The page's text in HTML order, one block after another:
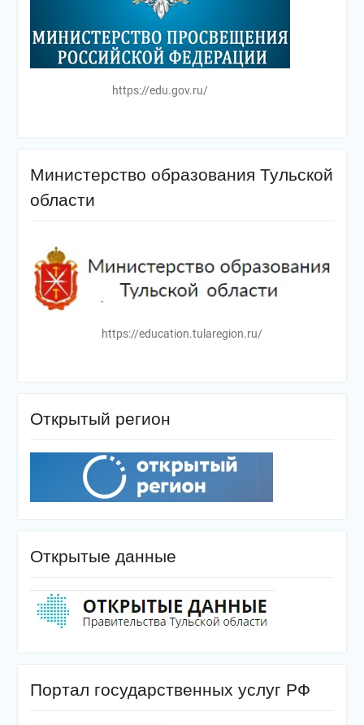
https://edu.gov.ru/
Министерство образования Тульской
области
https://education.tularegion.ru/
Открытый регион
Открытые данные
Портал государственных услуг РФ